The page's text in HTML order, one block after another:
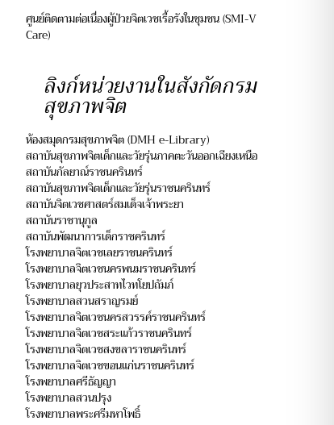
ศูนย์ติดตามต่อเนื่องผู้ป่วยจิตเวชเรื้อรังในชุมชน (SMI-V
Care)
ลิงก์หน่วยงานในสังกัดกรม
สุขภาพจิต
ห้องสมุดกรมสุขภาพจิต (DMH e-Library)
สถาบันสุขภาพจิตเด็กและวัยรุ่นภาคตะวันออกเฉียงเหนือ
สถาบันกัลยาณ์ราชนครินทร์
สถาบันสุขภาพจิตเด็กและวัยรุ่นราชนครินทร์
สถาบันจิตเวชศาสตร์สมเด็จเจ้าพระยา
สถาบันราชานุกูล
สถาบันพัฒนาการเด็กราชครินทร์
โรงพยาบาลจิตเวชเลยราชนครินทร์
โรงพยาบาลจิตเวชนครพนมราชนครินทร์
โรงพยาบาลยุวประสาทไวทโยปถัมภ์
โรงพยาบาลสวนสราญรมย์
โรงพยาบาลจิตเวชนครสวรรค์ราชนครินทร์
โรงพยาบาลจิตเวชสระแก้วราชนครินทร์
โรงพยาบาลจิตเวชสงขลาราชนครินทร์
โรงพยาบาลจิตเวชขอนแก่นราชนครินทร์
โรงพยาบาลศรีธัญญา
โรงพยาบาลสวนปรุง
โรงพยาบาลพระศรีมหาโพธิ์